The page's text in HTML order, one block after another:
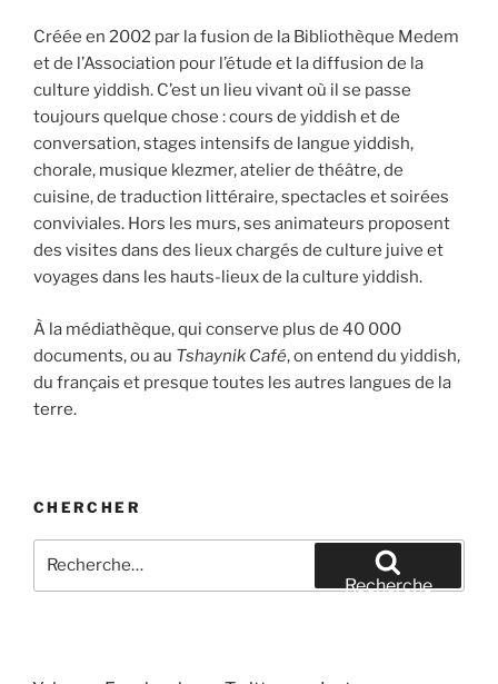
Créée en 2002 par la fusion de la Bibliothèque Medem
et de l’Association pour l’étude et la diffusion de la
culture yiddish. C’est un lieu vivant où il se passe
toujours quelque chose : cours de yiddish et de
conversation, stages intensifs de langue yiddish,
chorale, musique klezmer, atelier de théâtre, de
cuisine, de traduction littéraire, spectacles et soirées
conviviales. Hors les murs, ses animateurs proposent
des visites dans des lieux chargés de culture juive et
voyages dans les hauts-lieux de la culture yiddish.
À la médiathèque, qui conserve plus de 40 000
documents, ou au Tshaynik Café, on entend du yiddish,
du français et presque toutes les autres langues de la
terre.
CHERCHER
pour
Recherche